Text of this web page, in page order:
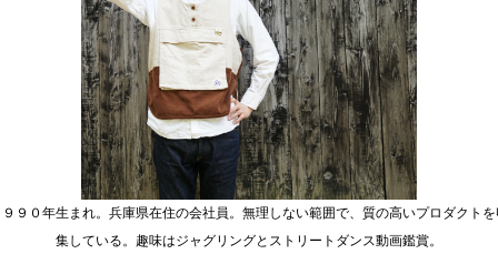
９０年生まれ。兵庫県在住の会社員。無理しない範囲で、質の高いプロダクト
集している。趣味はジャグリングとストリートダンス動画鑑賞。